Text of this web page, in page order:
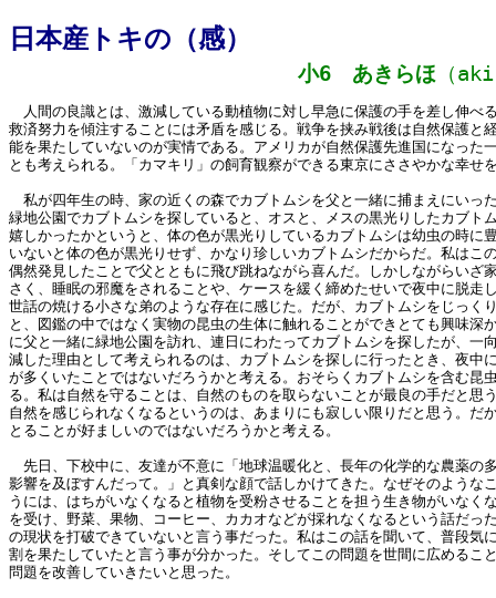
日本産トキの（感）
小6 あきらほ （
人間の良識とは、激減している動植物に対し早急に保護の手を差し伸べ
救済努力を傾注することには矛盾を感じる。戦争を挟み戦後は自然保護と
能を果たしていないのが実情である。アメリカが自然保護先進国になった
とも考えられる。「カマキリ」の飼育観察ができる東京にささやかな幸せ
私が四年生の時、家の近くの森でカブトムシを父と一緒に捕まえにいっ
緑地公園でカブトムシを探していると、オスと、メスの黒光りしたカブト
嬉しかったかというと、体の色が黒光りしているカブトムシは幼虫の時に
いないと体の色が黒光りせず、かなり珍しいカブトムシだからだ。私はこ
偶然発見したことで父とともに飛び跳ねながら喜んだ。しかしながらいざ
さく、睡眠の邪魔をされることや、ケースを緩く締めたせいで夜中に脱走
世話の焼ける小さな弟のような存在に感じた。だが、カブトムシをじっく
と、図鑑の中ではなく実物の昆虫の生体に触れることができとても興味深
に父と一緒に緑地公園を訪れ、連日にわたってカブトムシを探したが、一
減した理由として考えられるのは、カブトムシを探しに行ったとき、夜中
が多くいたことではないだろうかと考える。おそらくカブトムシを含む昆
る。私は自然を守ることは、自然のものを取らないことが最良の手だと思
自然を感じられなくなるというのは、あまりにも寂しい限りだと思う。だ
とることが好ましいのではないだろうかと考える。
先日、下校中に、友達が不意に「地球温暖化と、長年の化学的な農薬の
影響を及ぼすんだって。」と真剣な顔で話しかけてきた。なぜそのような
うには、はちがいなくなると植物を受粉させることを担う生き物がいなく
を受け、野菜、果物、コーヒー、カカオなどが採れなくなるという話だっ
の現状を打破できていないと言う事だった。私はこの話を聞いて、普段気
割を果たしていたと言う事が分かった。そしてこの問題を世間に広めるこ
問題を改善していきたいと思った。